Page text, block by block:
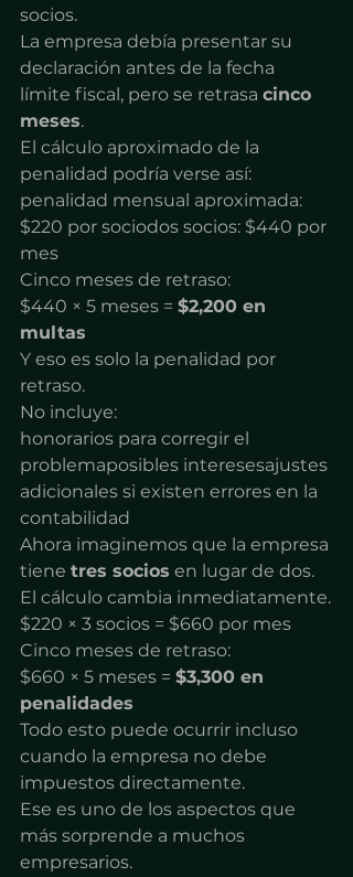
socios.
La empresa debía presentar su
declaración antes de la fecha
límite fiscal, pero se retrasa cinco
meses.
El cálculo aproximado de la
penalidad podría verse así:
penalidad mensual aproximada:
$220 por sociodos socios: $440 por
mes
Cinco meses de retraso:
$440 × 5 meses = $2,200 en
multas
Y eso es solo la penalidad por
retraso.
No incluye:
honorarios para corregir el
problemaposibles interesesajustes
adicionales si existen errores en la
contabilidad
Ahora imaginemos que la empresa
tiene tres socios en lugar de dos.
El cálculo cambia inmediatamente.
$220 × 3 socios = $660 por mes
Cinco meses de retraso:
$660 × 5 meses = $3,300 en
penalidades
Todo esto puede ocurrir incluso
cuando la empresa no debe
impuestos directamente.
Ese es uno de los aspectos que
más sorprende a muchos
empresarios.